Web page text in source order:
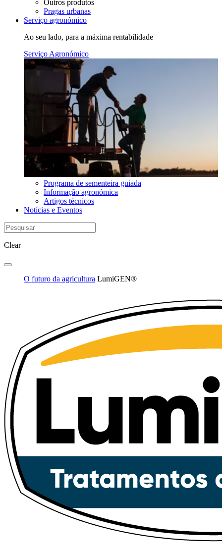
Outros produtos
Pragas urbanas
Serviço agronómico
Ao seu lado, para a máxima rentabilidade
Serviço Agronómico
Programa de sementeira guiada
Informação agronómica
Artigos técnicos
Notícias e Eventos
Clear
O futuro da agricultura LumiGEN®